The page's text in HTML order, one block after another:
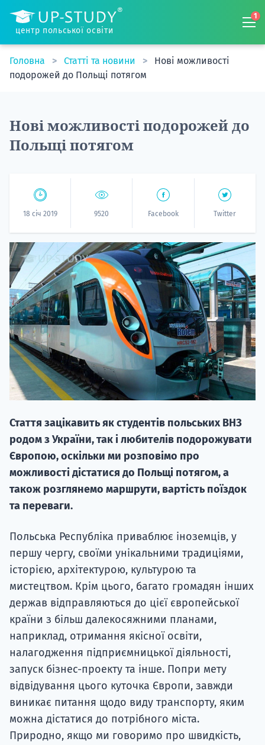
центр польської освіти
1
Головна Статті та новини
Нові можливості
подорожей до Польщі потягом
Нові можливості подорожей до
Польщі потягом
18 січ 2019 9520 Facebook Twitter
Стаття зацікавить як студентів польських ВНЗ
родом з України, так і любителів подорожувати
Європою, оскільки ми розповімо про
можливості дістатися до Польщі потягом, а
також розглянемо маршрути, вартість поїздок
та переваги.
Польська Республіка приваблює іноземців, у
першу чергу, своїми унікальними традиціями,
історією, архітектурою, культурою та
мистецтвом. Крім цього, багато громадян інших
держав відправляються до цієї європейської
країни з більш далекосяжними планами,
наприклад, отримання якісної освіти,
налагодження підприємницької діяльності,
запуск бізнес-проекту та інше. Попри мету
відвідування цього куточка Європи, завжди
виникає питання щодо виду транспорту, яким
можна дістатися до потрібного міста.
Природно, якщо ми говоримо про швидкість,
НАБІР
вступ на